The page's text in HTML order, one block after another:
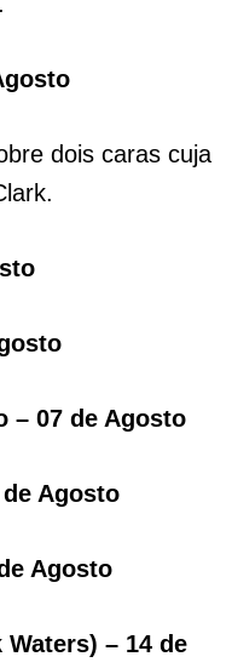
dois caras cuja
– 07 de Agosto
Agosto
Agosto
Waters) – 14 de